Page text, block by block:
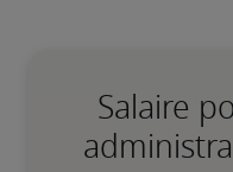
Salaire